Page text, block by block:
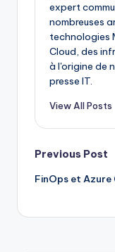
expert
nombreuses
technologies
Cloud, des
à l'origine de
presse IT.
View All Posts
Post
Previous Post
FinOps et Azure